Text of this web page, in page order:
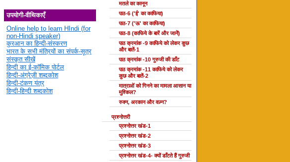
उपयोगी-वीथिकाएँ
Online help to learn HIndi (for
non-Hindi speaker)
कुरआन का हिन्दी-संस्करण
भारत के सभी मंत्रियों का संपर्क-सूत्र
संस्कृत सीखें
हिन्दी का ई-कॉमिक पोर्टल
हिन्दी-अंग्रेज़ी शब्दकोश
हिन्दी-टंकण यंत्र
हिन्दी-हिन्दी शब्दकोश
मतले का कानून
पाठ-6 ('ई' का काफिया)
पाठ-7 ('ऊ' का काफिया)
पाठ-8 (काफिये के बारें और जानें)
पाठ क्रमांक -9 काफिये को लेकर कुछ
और बातें-1
पाठ क्रमांक -10 गुरुजी की डाँट
पाठ क्रमांक -11 काफिये को लेकर
कुछ और बातें-2
मात्राओं को गिनने का मामला आसान या
मुश्किल?
रुक्न, अरकान और वज़्न?
प्रश्नोत्तरी
प्रश्नोत्तर खंड-1
प्रश्नोत्तर खंड-2
प्रश्नोत्तर खंड-3
प्रश्नोत्तर खंड-4- क्यों डाँटते हैं गुरुजी